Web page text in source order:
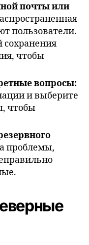
почты или
пользователи.
сохранения
чтобы
вопросы:
и выберите
чтобы
проблемы,